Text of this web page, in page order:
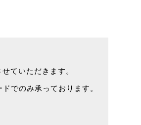
ていただきます。
でのみ承っております。